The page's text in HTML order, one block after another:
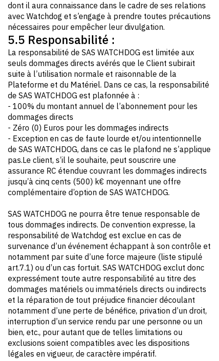
dont il aura connaissance dans le cadre de ses relations
avec Watchdog et s’engage à prendre toutes précautions
nécessaires pour empêcher leur divulgation.
5.5 Responsabilité :
La responsabilité de SAS WATCHDOG est limitée aux
seuls dommages directs avérés que le Client subirait
suite à l’utilisation normale et raisonnable de la
Plateforme et du Matériel. Dans ce cas, la responsabilité
de SAS WATCHDOG est plafonnée à :
- 100% du montant annuel de l’abonnement pour les
dommages directs
- Zéro (0) Euros pour les dommages indirects
- Exception en cas de faute lourde et/ou intentionnelle
de SAS WATCHDOG, dans ce cas le plafond ne s’applique
pas.Le client, s’il le souhaite, peut souscrire une
assurance RC étendue couvrant les dommages indirects
jusqu’à cinq cents (500) k€ moyennant une offre
complémentaire d’option de SAS WATCHDOG.
SAS WATCHDOG ne pourra être tenue responsable de
tous dommages indirects. De convention expresse, la
responsabilité de Watchdog est exclue en cas de
survenance d’un événement échappant à son contrôle et
notamment par suite d’une force majeure (liste stipulé
art.7.1) ou d’un cas fortuit. SAS WATCHDOG exclut donc
expressément toute autre responsabilité au titre des
dommages matériels ou immatériels directs ou indirects
et la réparation de tout préjudice financier découlant
notamment d’une perte de bénéfice, privation d’un droit,
interruption d’un service rendu par une personne ou un
bien, etc., pour autant que de telles limitations ou
exclusions soient compatibles avec les dispositions
légales en vigueur, de caractère impératif.